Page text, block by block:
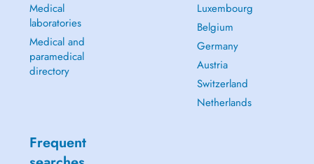
Medical
laboratories
Medical and
paramedical
directory
Luxembourg
Belgium
Germany
Austria
Switzerland
Netherlands
Frequent